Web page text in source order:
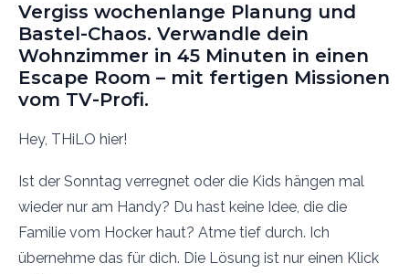
Vergiss wochenlange Planung und
Bastel-Chaos. Verwandle dein
Wohnzimmer in 45 Minuten in einen
Escape Room – mit fertigen Missionen
vom TV-Profi.
Hey, THiLO hier!
Ist der Sonntag verregnet oder die Kids hängen mal
wieder nur am Handy? Du hast keine Idee, die die
Familie vom Hocker haut? Atme tief durch. Ich
übernehme das für dich. Die Lösung ist nur einen Klick